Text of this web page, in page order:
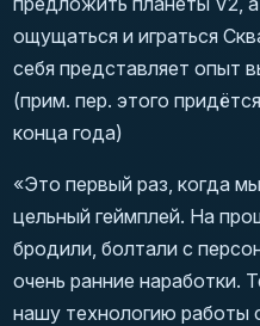
ощущаться и играться
себя представляет опыт
(прим. пер. этого
конца года)
«Это первый раз, когда
цельный геймплей. На
бродили, болтали с
очень ранние наработки.
нашу технологию работы